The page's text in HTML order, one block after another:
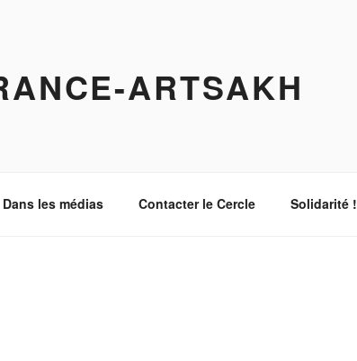
ARTSAKH
Dans les médias Contacter le Cercle Solidarité !